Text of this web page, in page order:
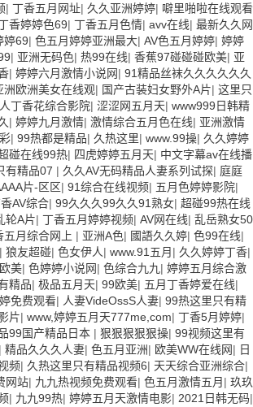
| 丁香五月网址| 久久亚洲婷婷| 噼里啪啦在线观看
香婷婷色69| 丁香五月色情| avv在线| 最新久久网
婷69| 色五月婷婷亚洲最大| AV色五月婷婷| 婷婷
| 亚洲无码色| 热99在线| 香蕉97碰碰碰欧美| 亚
| 婷婷六月激情小说网| 91精品丝袜久久久久久久
洲欧洲美女在线观| 国产古装妇女野外A片| 这里只
丁香花综合影院| 涩涩网五月天| www999日韩精
| 婷婷九月激情| 激情综合五月色在线| 亚洲激情
| 99热都是精品| 久热这里| www.99操| 久久婷婷
碰在线99热| 四虎婷婷五月天| 中文字幕av在线播
有精品07 | 久久AV无码精品人妻系列试探| 庭庭
片-区区| 91综合在线视频| 五月色婷婷影院|
AV综合| 99久久久99久久91熟女| 超碰99热在线
轮A片| 丁香五月婷婷视频| AV网在线| 乱岳熟女50
五月综合网上 | 亚洲A色| 國語久久婷| 色99在线|
| 狼友超碰| 色女伊人| www.91五月 | 久久婷婷丁香|
美| 色婷婷小说网| 色综合九九 | 婷婷五月综合激
精品| 极品五月天| 99欧美| 五月丁香婷爱在线|
免费观看| 人妻VideOssS人妻| 99热这里只有精
片| www,婷婷五月天777me,com| 丁香5月婷婷|
99国产精品日本 | 狠狠狠狠狠操| 99视频这里有
| 精品久久久人妻| 色五月亚洲| 欧美WW在线网| 日
频| 久热这里只有精品视频6| 天天综合亚洲综合|
网站| 九九热视频免费观看| 色五月激情五月 | 玖玖
| 九九99热| 婷婷五月天激情电影| 2021日韩无码|